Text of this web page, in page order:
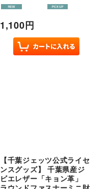
1,100円
【千葉ジェッツ公式ライセ
ンスグッズ】 千葉県産ジ
ビエレザー「キョン革」